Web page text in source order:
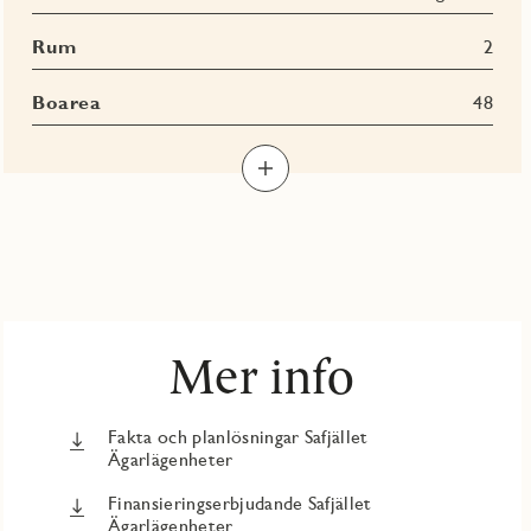
Rum 2
Boarea 48
Mer info
Fakta och planlösningar Safjället
Ägarlägenheter
Finansieringserbjudande Safjället
Ägarlägenheter